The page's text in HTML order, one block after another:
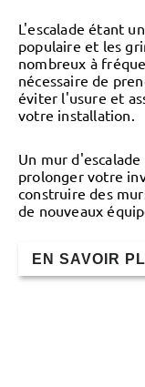
L'escalade étant
populaire et les
nombreux à
nécessaire de
éviter l'usure et
votre installation.
Un mur
prolonger votre
construire des
de nouveaux
EN SAVOIR